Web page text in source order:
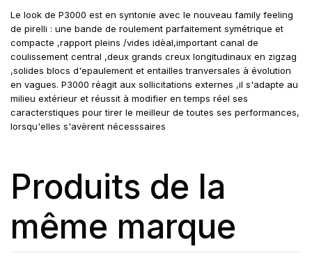
Le look de P3000 est en syntonie avec le nouveau family feeling
de pirelli : une bande de roulement parfaitement symétrique et
compacte ,rapport pleins /vides idèal,important canal de
coulissement central ,deux grands creux longitudinaux en zigzag
,solides blocs d'epaulement et entailles tranversales à évolution
en vagues. P3000 réagit aux sollicitations externes ,il s'adapte au
milieu extérieur et réussit à modifier en temps réel ses
caracterstiques pour tirer le meilleur de toutes ses performances,
lorsqu'elles s'avèrent nécesssaires
Produits de la
même marque